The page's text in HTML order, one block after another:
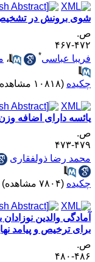
برونش در تشخیص
۴۶۷
عباسی
،
(۱۰۸۱۸ مشاهده)
دارای اضافه وزن
۴۷۳
رضا ذولفقاری
(۷۸۰۴ مشاهده) |
والدین نوزادان
ترخیص و پیامد نهایی
۴۸۰